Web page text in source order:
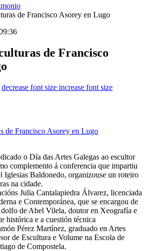
de Francisco Asorey en Lugo
de Francisco
decrease font size increase font size
o Día das Artes Galegas ao escultor
complemento á conferencia que impartiu
Iglesias Baldonedo, organizouse un roteiro
na cidade.
Julia Cantalapiedra Álvarez, licenciada
e Contemporánea, que se encargou de
de Abel Vilela, doutor en Xeografía e
histórica e a cuestión técnica
Pérez Martínez, graduado en Artes
de Escultura e Volume na Escola de
de Compostela.